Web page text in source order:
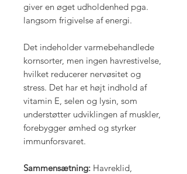
giver en øget udholdenhed pga.
langsom frigivelse af energi.
Det indeholder varmebehandlede
kornsorter, men ingen havrestivelse,
hvilket reducerer nervøsitet og
stress. Det har et højt indhold af
vitamin E, selen og lysin, som
understøtter udviklingen af muskler,
forebygger ømhed og styrker
immunforsvaret.
Sammensætning: Havreklid,